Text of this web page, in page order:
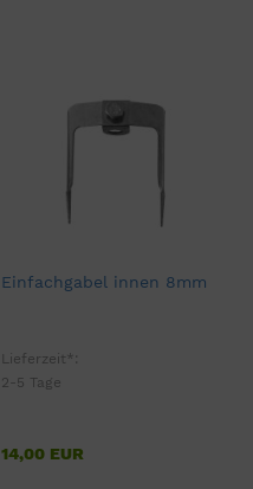
Einfachgabel innen 8mm
Lieferzeit*:
2-5 Tage
14,00 EUR